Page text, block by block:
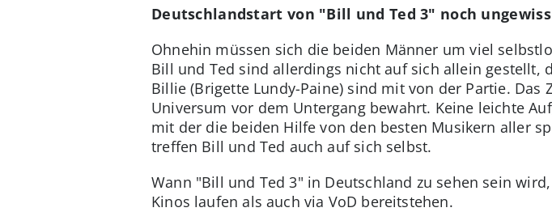
Deutschlandstart von "Bill und Ted 3" noch ungewiss
Ohnehin müssen sich die beiden Männer um viel
Bill und Ted sind allerdings nicht auf sich allein gestellt,
Billie (Brigette Lundy-Paine) sind mit von der Partie. Das
Universum vor dem Untergang bewahrt. Keine leichte
mit der die beiden Hilfe von den besten Musikern aller
treffen Bill und Ted auch auf sich selbst.
Wann "Bill und Ted 3" in Deutschland zu sehen sein
Kinos laufen als auch via VoD bereitstehen.